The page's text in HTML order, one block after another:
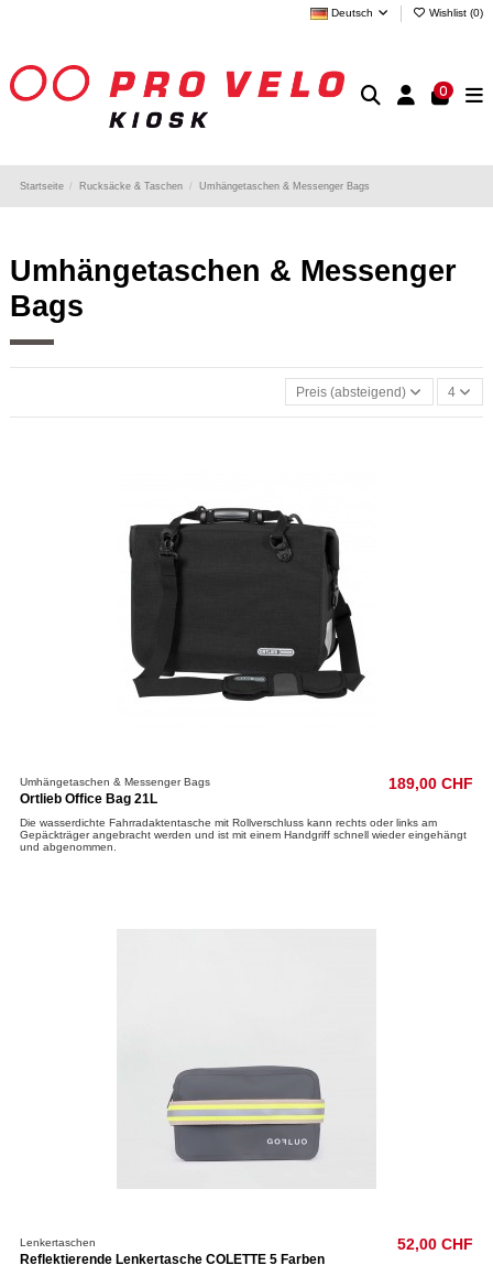
Deutsch Wishlist (0)
0
Startseite Rucksäcke & Taschen Umhängetaschen & Messenger Bags
Umhängetaschen & Messenger
Bags
Preis (absteigend) 4
Umhängetaschen & Messenger Bags
Ortlieb Office Bag 21L
189,00 CHF
Die wasserdichte Fahrradaktentasche mit Rollverschluss kann rechts oder links am
Gepäckträger angebracht werden und ist mit einem Handgriff schnell wieder eingehängt
und abgenommen.
Lenkertaschen
Reflektierende Lenkertasche COLETTE 5 Farben
52,00 CHF